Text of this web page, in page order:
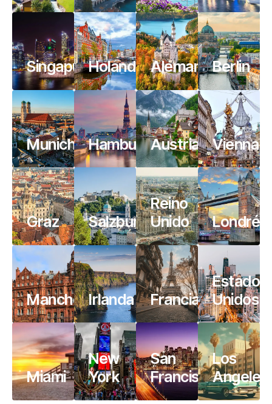
Singapur
Munich
Graz
Manchester
Miami
Holanda
Hamburgo
Salzburgo
Irlanda
New
York
Alemania
Austria
Reino
Unido
Francia
San
Francisco
Berlin
Vienna
Londrés
Estados
Unidos
Los
Angeles